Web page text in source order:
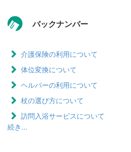
バックナンバー
介護保険の利用について
体位変換について
ヘルパーの利用について
杖の選び方について
訪問入浴サービスについて
続き...